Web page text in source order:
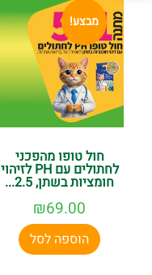
מבצע!
חול טופו מהפכני
לחתולים עם PH לזיהוי
חומציות בשתן, 2.5...
₪69.00
הוספה לסל